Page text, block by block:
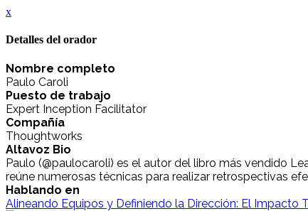
x
Detalles del orador
Nombre completo
Paulo Caroli
Puesto de trabajo
Expert Inception Facilitator
Compañía
Thoughtworks
Altavoz Bio
Paulo (@paulocaroli) es el autor del libro más vendido
reúne numerosas técnicas para realizar retrospectivas
Hablando en
Alineando Equipos y Definiendo la Dirección: El Impacto